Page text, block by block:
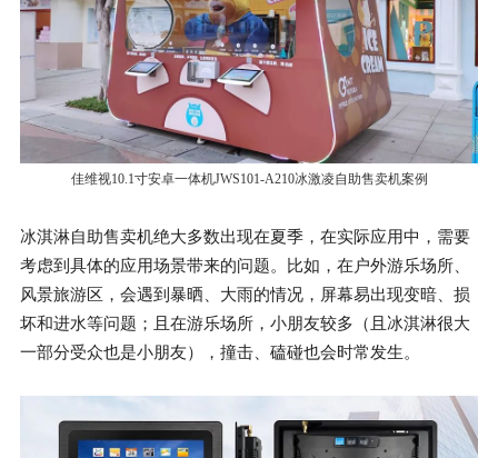
佳维视10.1寸安卓一体机JWS101-A210冰激凌自助售卖机案例
冰淇淋自助售卖机绝大多数出现在夏季，在实际应用中，需要
考虑到具体的应用场景带来的问题。比如，在户外游乐场所、
风景旅游区，会遇到暴晒、大雨的情况，屏幕易出现变暗、损
坏和进水等问题；且在游乐场所，小朋友较多（且冰淇淋很大
一部分受众也是小朋友），撞击、磕碰也会时常发生。